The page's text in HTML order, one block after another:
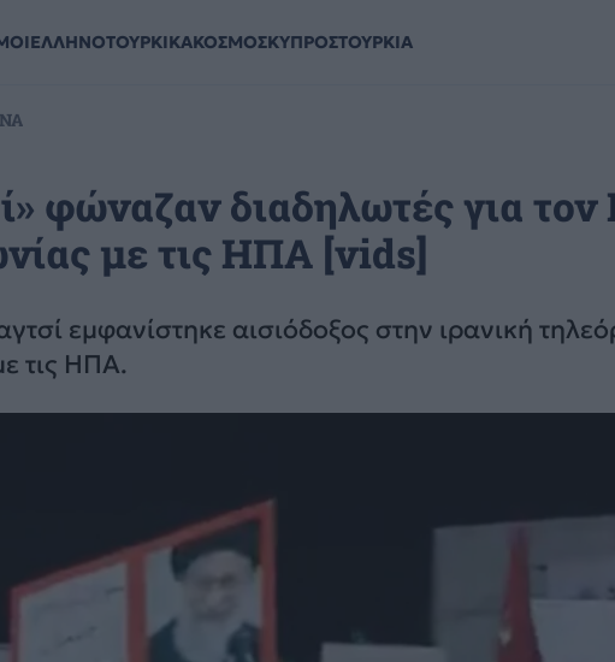
ΕΛΛΗΝΟΤΟΥΡΚΙΚΑΚΟΣΜΟΣΚΥΠΡΟΣΤΟΥΡΚΙΑ
φώναζαν διαδηλωτές για τον
με τις ΗΠΑ [vids]
εμφανίστηκε αισιόδοξος στην ιρανική
τις ΗΠΑ.